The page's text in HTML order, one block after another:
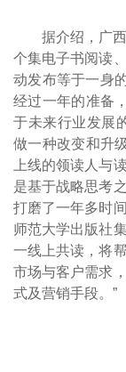
据介绍，广
个集电子书阅读
动发布等于一身
经过一年的准备
于未来行业发展
做一种改变和升
上线的领读人与
是基于战略思考
打磨了一年多时
师范大学出版社
一线上共读，将
市场与客户需求
式及营销手段。”